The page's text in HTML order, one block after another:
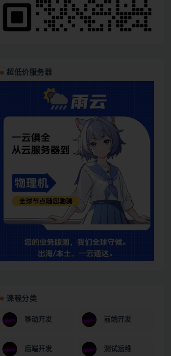
超低价服务器
课程分类
移动开发 前端开发
后端开发 测试运维